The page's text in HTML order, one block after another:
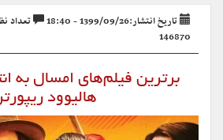
تاریخ انتشار:1399/09/26 - 18:40 تعداد
146870
برترین فیلم‌های امسال به
هالیوود ریپورتر